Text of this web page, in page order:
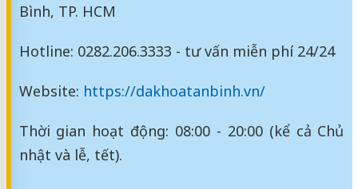
Bình, TP. HCM
Hotline: 0282.206.3333 - tư vấn miễn phí 24/24
Website: https://dakhoatanbinh.vn/
Thời gian hoạt động: 08:00 - 20:00 (kể cả Chủ
nhật và lễ, tết).